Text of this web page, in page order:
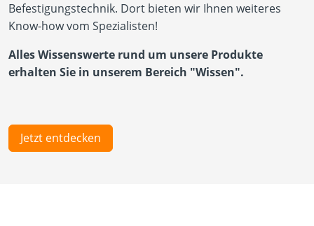
Befestigungstechnik. Dort bieten wir Ihnen weiteres
Know-how vom Spezialisten!
Alles Wissenswerte rund um unsere Produkte
erhalten Sie in unserem Bereich "Wissen".
Jetzt entdecken